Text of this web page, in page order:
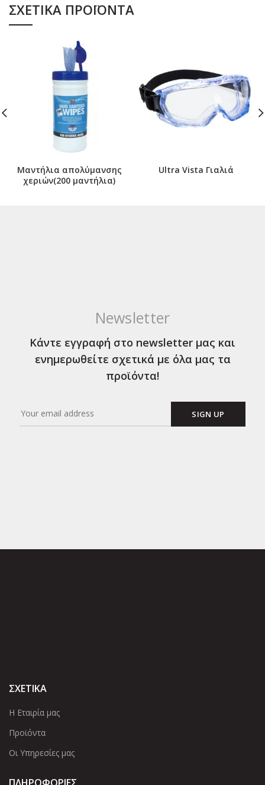
ΣΧΕΤΙΚΆ ΠΡΟΪΌΝΤΑ
Μαντήλια απολύμανσης
χεριών(200 μαντήλια)
Ultra Vista Γιαλιά
Newsletter
Κάντε εγγραφή στο newsletter μας και
ενημερωθείτε σχετικά με όλα μας τα
προϊόντα!
ΣΧΕΤΙΚΑ
Η Εταιρία μας
Προϊόντα
Οι Υπηρεσίες μας